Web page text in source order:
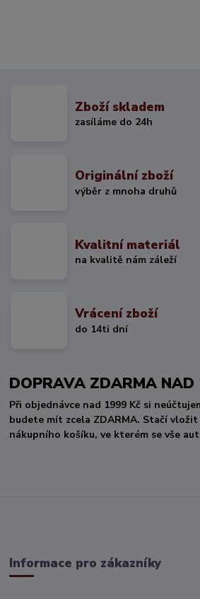
Zboží skladem
zasíláme do 24h
Originální zboží
výběr z mnoha druhů
Kvalitní materiál
na kvalitě nám záleží
Vrácení zboží
do 14ti dní
DOPRAVA ZDARMA
Při objednávce nad 1999 Kč si
budete mít zcela ZDARMA. Stačí
nákupního košíku, ve kterém se vše
Informace pro zákazníky